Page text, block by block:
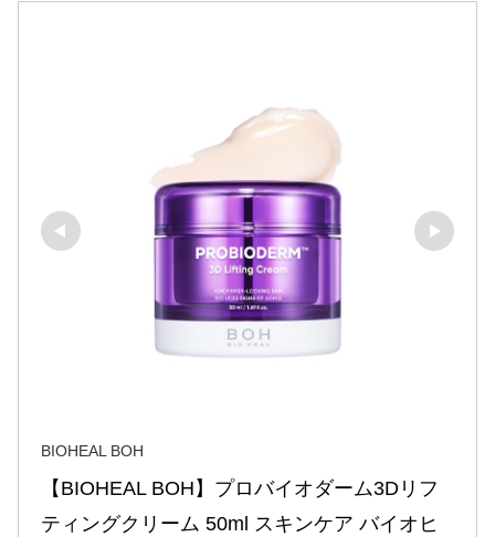
BIOHEAL BOH
【BIOHEAL BOH】プロバイオダーム3Dリフ
ティングクリーム 50ml スキンケア バイオヒ